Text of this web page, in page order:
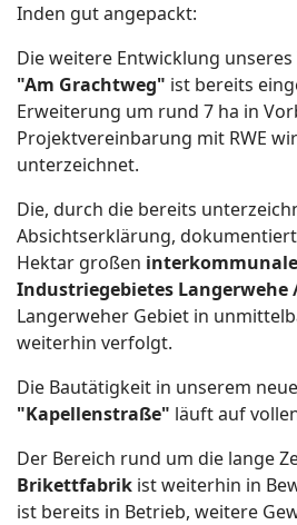
Inden gut angepackt:
Die weitere Entwicklung
"Am Grachtweg" ist bereits
Erweiterung um rund 7 ha in
Projektvereinbarung mit RWE
unterzeichnet.
Die, durch die bereits
Absichtserklärung,
Hektar großen
Industriegebietes Langerwehe
Langerweher Gebiet in
weiterhin verfolgt.
Die Bautätigkeit in unserem
"Kapellenstraße" läuft auf
Der Bereich rund um die lange
Brikettfabrik ist weiterhin in
ist bereits in Betrieb, weitere